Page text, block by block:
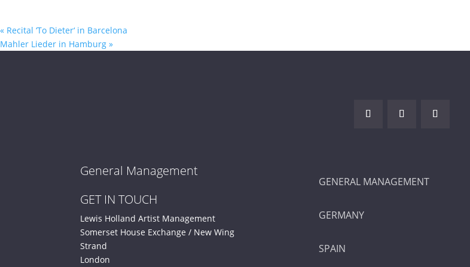
« Recital ‘To Dieter‘ in Barcelona
Mahler Lieder in Hamburg »
General Management
GET IN TOUCH
Lewis Holland Artist Management
Somerset House Exchange / New Wing
Strand
London
GENERAL MANAGEMENT
GERMANY
SPAIN